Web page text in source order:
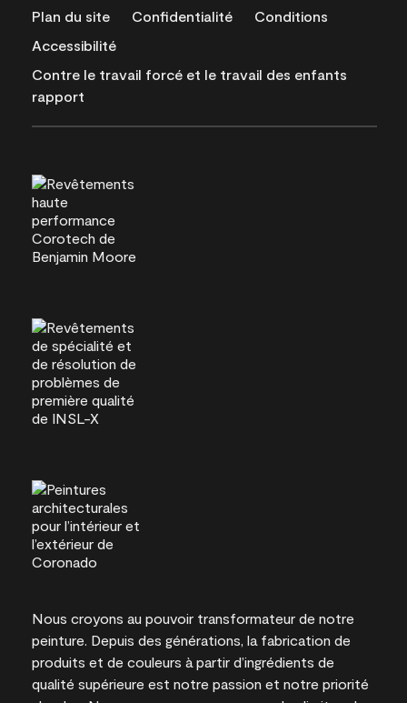
Plan du site Confidentialité
Conditions
Accessibilité
Contre le travail forcé et le travail des enfants
rapport
Nous croyons au pouvoir transformateur de notre
peinture. Depuis des générations, la fabrication de
produits et de couleurs à partir d’ingrédients de
qualité supérieure est notre passion et notre priorité